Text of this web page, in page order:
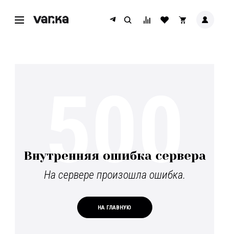
Внутренняя ошибка сервера
На сервере произошла ошибка.
НА ГЛАВНУЮ
500